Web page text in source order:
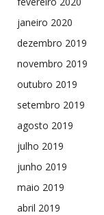
janeiro 2020
dezembro 2019
novembro 2019
outubro 2019
setembro 2019
agosto 2019
julho 2019
junho 2019
maio 2019
abril 2019